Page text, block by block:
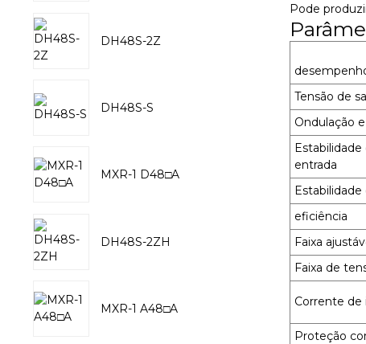
DH48S-2Z
DH48S-S
MXR-1 D48□A
DH48S-2ZH
MXR-1 A48□A
Pode
Tensão de
Ondulação
Estabilidade
entrada
Estabilidade
eficiência
Faixa
Faixa de
Corrente de
Proteção